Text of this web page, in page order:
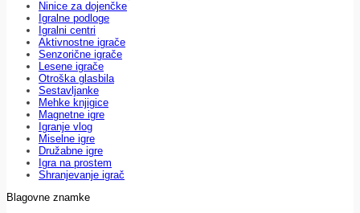
Ninice za dojenčke
Igralne podloge
Igralni centri
Aktivnostne igrače
Senzorične igrače
Lesene igrače
Otroška glasbila
Sestavljanke
Mehke knjigice
Magnetne igre
Igranje vlog
Miselne igre
Družabne igre
Igra na prostem
Shranjevanje igrač
Blagovne znamke